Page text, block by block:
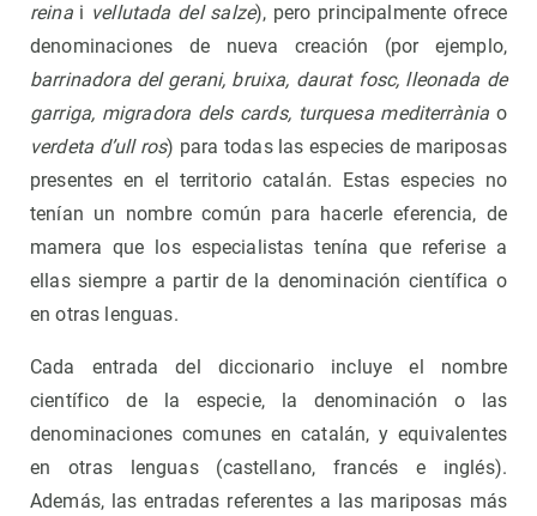
reinai vellutada del salze), pero principalmente ofrece
denominaciones de nueva creación (por ejemplo,
barrinadora del gerani, bruixa, daurat fosc, lleonada de
garriga, migradora dels cards, turquesa mediterrània o
verdeta d’ull ros) para todas las especies de mariposas
presentes en el territorio catalán. Estas especies no
tenían un nombre común para hacerle eferencia, de
mamera que los especialistas tenína que referise a
ellas siempre a partir de la denominación científica o
en otras lenguas.
Cada entrada del diccionario incluye el nombre
científico de la especie, la denominación o las
denominaciones comunes en catalán, y equivalentes
en otras lenguas (castellano, francés e inglés).
Además, las entradas referentes a las mariposas más